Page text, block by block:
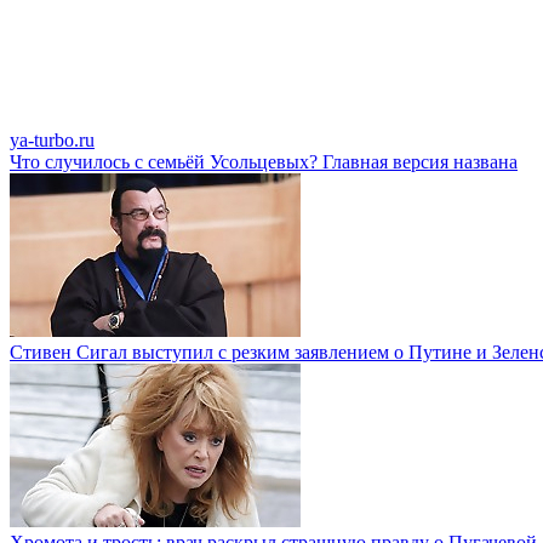
ya-turbo.ru
Что случилось с семьёй Усольцевых? Главная версия названа
Стивен Сигал выступил с резким заявлением о Путине и